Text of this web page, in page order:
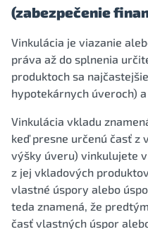
(zabezpečenie
Vinkulácia je viazanie
práva až do splnenia
produktoch sa
hypotekárnych úveroch)
Vinkulácia vkladu
keď presne určenú časť z
výšky úveru) vinkulujete
z jej vkladových
vlastné úspory alebo
teda znamená, že
časť vlastných úspor